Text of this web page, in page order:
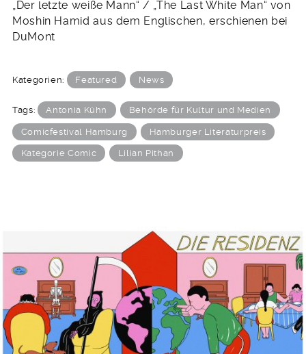
„Der letzte weiße Mann“ / „The Last White Man“ von
Moshin Hamid aus dem Englischen, erschienen bei
DuMont
Kategorien: Featured News
Tags: Antonia Kühn Behörde für Kultur und Medien
Comicfestival Hamburg Hamburger Literaturpreis
Kategorie Comic Lilian Pithan